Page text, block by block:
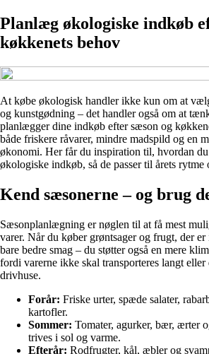
Planlæg økologiske indkøb
køkkenets behov
At købe økologisk handler ikke kun om at
og kunstgødning – det handler også om at
planlægger dine indkøb efter sæson og
både friskere råvarer, mindre madspild og en
økonomi. Her får du inspiration til, hvordan
økologiske indkøb, så de passer til årets rytme
Kend sæsonerne – og brug
Sæsonplanlægning er nøglen til at få mest
varer. Når du køber grøntsager og frugt, der
bare bedre smag – du støtter også en mere
fordi varerne ikke skal transporteres langt
drivhuse.
Forår: Friske urter, spæde salater,
kartofler.
Sommer: Tomater, agurker, bær, ærter
trives i sol og varme.
Efterår: Rodfrugter, kål, æbler og